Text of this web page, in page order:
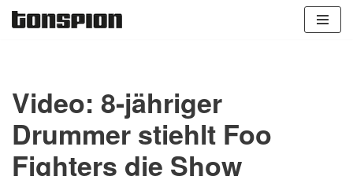
Video: 8-jähriger
Drummer stiehlt Foo
Fighters die Show